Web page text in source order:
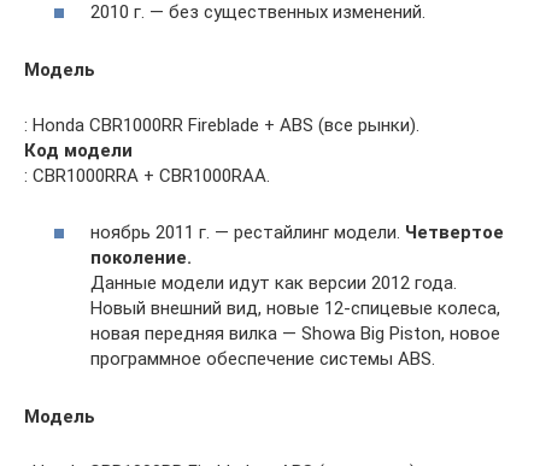
2010 г. — без существенных изменений.
Модель
: Honda CBR1000RR Fireblade + ABS (все рынки).
Код модели
: CBR1000RRA + CBR1000RAA.
ноябрь 2011 г. — рестайлинг модели. Четвертое
поколение.
Данные модели идут как версии 2012 года.
Новый внешний вид, новые 12-спицевые колеса,
новая передняя вилка — Showa Big Piston, новое
программное обеспечение системы ABS.
Модель